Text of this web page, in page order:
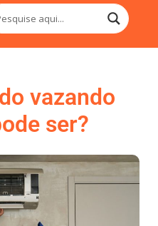
vazando
ser?